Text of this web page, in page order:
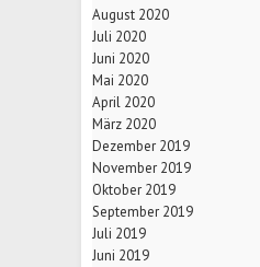
August 2020
Juli 2020
Juni 2020
Mai 2020
April 2020
März 2020
Dezember 2019
November 2019
Oktober 2019
September 2019
Juli 2019
Juni 2019